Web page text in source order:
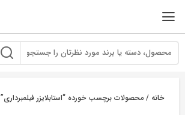
خانه / محصولات برچسب خورده “استابلایزر فیلمبرداری”